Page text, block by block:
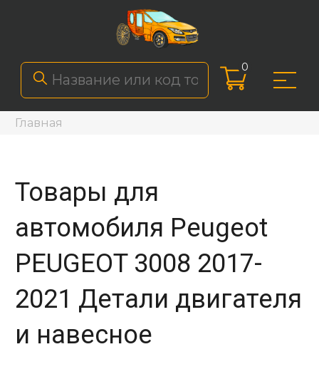
0
Главная
Товары для
автомобиля Peugeot
PEUGEOT 3008 2017-
2021 Детали двигателя
и навесное